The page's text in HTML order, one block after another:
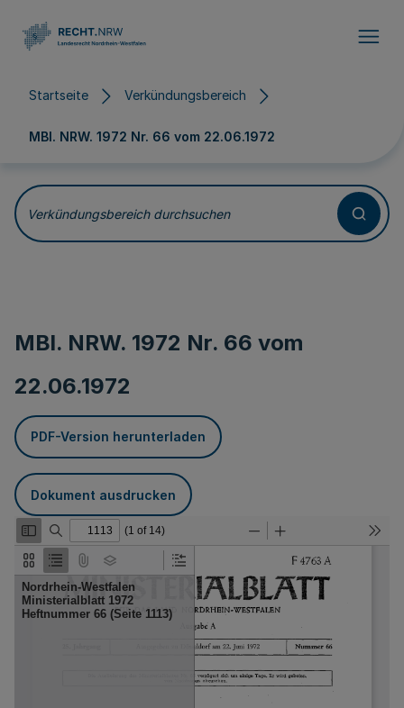
Startseite Verkündungsbereich
MBl. NRW. 1972 Nr. 66 vom 22.06.1972
Verkündungsbereich durchsuchen
MBl. NRW. 1972 Nr. 66 vom
22.06.1972
PDF-Version herunterladen
Dokument ausdrucken